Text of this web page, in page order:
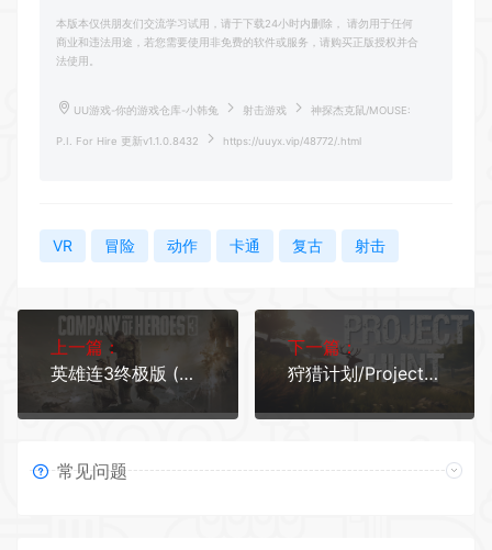
本版本仅供朋友们交流学习试用，请于下载24小时内删除， 请勿用于任何
商业和违法用途，若您需要使用非免费的软件或服务，请购买正版授权并合
法使用。
UU游戏-你的游戏仓库-小韩兔 射击游戏 神探杰克鼠/MOUSE:
P.I. For Hire 更新v1.1.0.8432 https://uuyx.vip/48772/.html
VR 冒险 动作 卡通 复古 射击
上一篇：
英雄连3终极版 (更新v2.4.0.46121)
下一篇：
狩猎计划/Project Hunt （更新v25.05.2026）
常见问题